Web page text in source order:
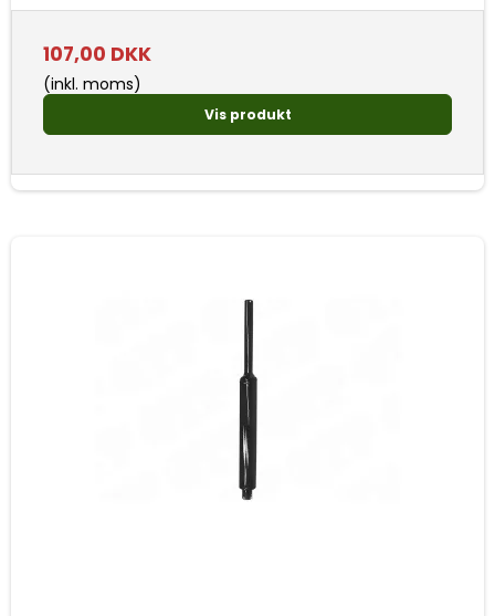
107,00 DKK
(inkl. moms)
Vis produkt